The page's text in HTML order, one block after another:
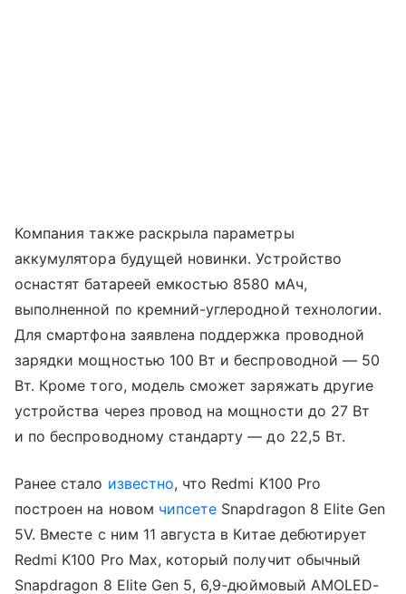
Компания также раскрыла параметры
аккумулятора будущей новинки. Устройство
оснастят батареей емкостью 8580 мАч,
выполненной по кремний-углеродной технологии.
Для смартфона заявлена поддержка проводной
зарядки мощностью 100 Вт и беспроводной — 50
Вт. Кроме того, модель сможет заряжать другие
устройства через провод на мощности до 27 Вт
и по беспроводному стандарту — до 22,5 Вт.
Ранее стало известно, что Redmi K100 Pro
построен на новом чипсете Snapdragon 8 Elite Gen
5V. Вместе с ним 11 августа в Китае дебютирует
Redmi K100 Pro Max, который получит обычный
Snapdragon 8 Elite Gen 5, 6,9-дюймовый AMOLED-